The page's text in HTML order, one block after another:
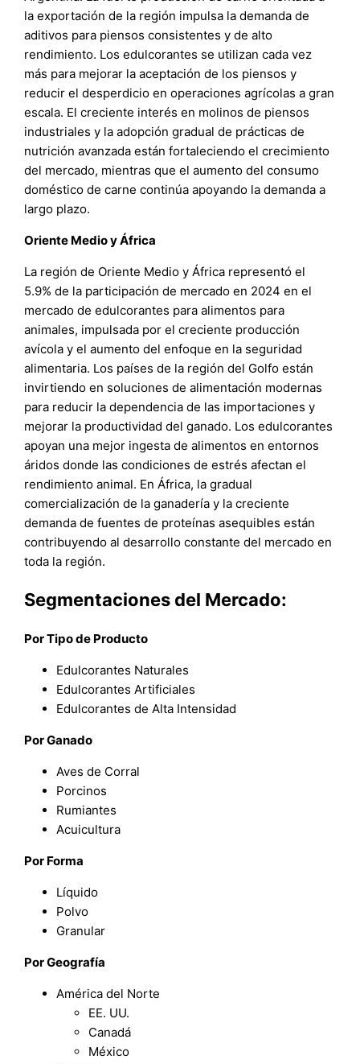
la exportación de la región impulsa la demanda de
aditivos para piensos consistentes y de alto
rendimiento. Los edulcorantes se utilizan cada vez
más para mejorar la aceptación de los piensos y
reducir el desperdicio en operaciones agrícolas a gran
escala. El creciente interés en molinos de piensos
industriales y la adopción gradual de prácticas de
nutrición avanzada están fortaleciendo el crecimiento
del mercado, mientras que el aumento del consumo
doméstico de carne continúa apoyando la demanda a
largo plazo.
Oriente Medio y África
La región de Oriente Medio y África representó el
5.9% de la participación de mercado en 2024 en el
mercado de edulcorantes para alimentos para
animales, impulsada por el creciente producción
avícola y el aumento del enfoque en la seguridad
alimentaria. Los países de la región del Golfo están
invirtiendo en soluciones de alimentación modernas
para reducir la dependencia de las importaciones y
mejorar la productividad del ganado. Los edulcorantes
apoyan una mejor ingesta de alimentos en entornos
áridos donde las condiciones de estrés afectan el
rendimiento animal. En África, la gradual
comercialización de la ganadería y la creciente
demanda de fuentes de proteínas asequibles están
contribuyendo al desarrollo constante del mercado en
toda la región.
Segmentaciones del Mercado:
Por Tipo de Producto
Edulcorantes Naturales
Edulcorantes Artificiales
Edulcorantes de Alta Intensidad
Por Ganado
Aves de Corral
Porcinos
Rumiantes
Acuicultura
Por Forma
Líquido
Polvo
Granular
PorGeografía
América del Norte
EE. UU.
Canadá
México